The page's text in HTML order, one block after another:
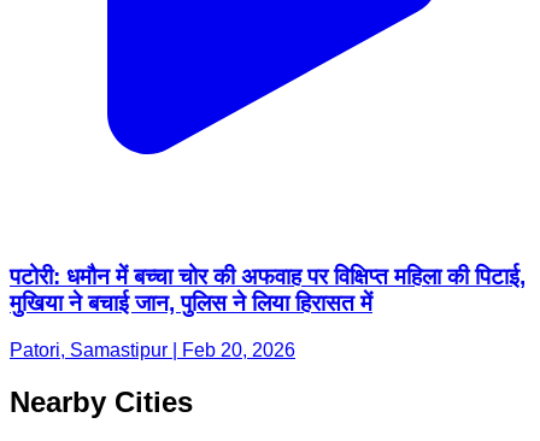
पटोरी: धमौन में बच्चा चोर की अफवाह पर विक्षिप्त महिला की पिटाई,
मुखिया ने बचाई जान, पुलिस ने लिया हिरासत में
Patori, Samastipur | Feb 20, 2026
Nearby Cities